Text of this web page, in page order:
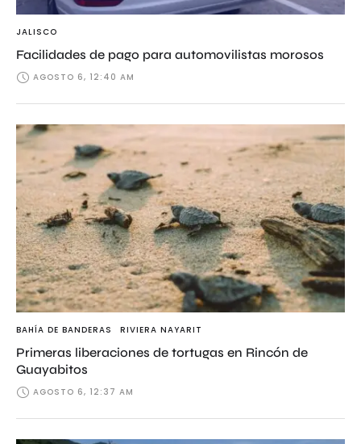
JALISCO
Facilidades de pago para automovilistas morosos
AGOSTO 6, 12:40 AM
BAHÍA DE BANDERAS RIVIERA NAYARIT
Primeras liberaciones de tortugas en Rincón de
Guayabitos
AGOSTO 6, 12:37 AM